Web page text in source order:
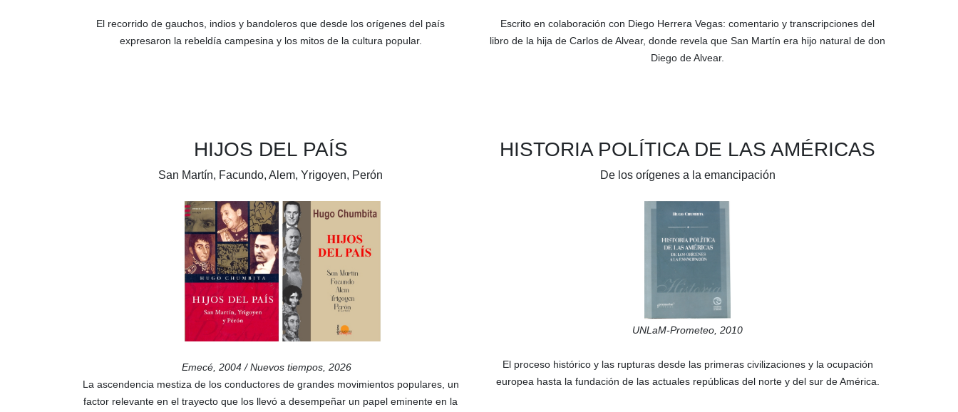
El recorrido de gauchos, indios y ban­dole­ros que desde los orígenes del país
expresaron la rebeldía campesina y los mitos de la cultura popular.
Escrito en colaboración con Diego Herrera Vegas: comentario y transcripciones del
libro de la hija de Carlos de Alvear, donde revela que San Martín era hijo natural de don
Diego de Alvear.
HIJOS DEL PAÍS
San Martín, Facundo, Alem, Yrigoyen, Perón
Emecé, 2004 / Nuevos tiempos, 2026
La ascendencia mestiza de los conductores de grandes movimientos populares, un
factor relevante en el trayecto que los llevó a desempeñar un papel eminente en la
HISTORIA POLÍTICA DE LAS AMÉRICAS
De los orígenes a la emancipación
UNLaM-Prometeo, 2010
El proceso histórico y las rupturas desde las primeras civilizaciones y la ocupación
europea hasta la fundación de las actuales repúblicas del norte y del sur de América.